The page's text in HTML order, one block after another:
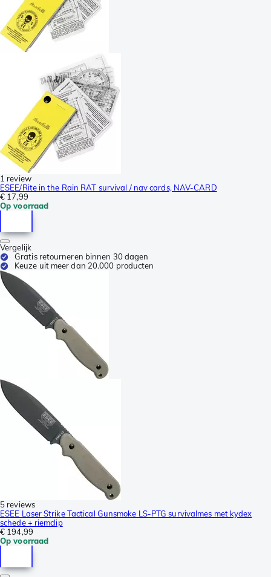
1 review
ESEE/Rite in the Rain RAT survival / nav cards, NAV-CARD
€ 17,99
Op voorraad
Vergelijk
Gratis retourneren binnen 30 dagen
Keuze uit meer dan 20.000 producten
5 reviews
ESEE Laser Strike Tactical Gunsmoke LS-PTG survivalmes met kydex
schede + riemclip
€ 194,99
Op voorraad